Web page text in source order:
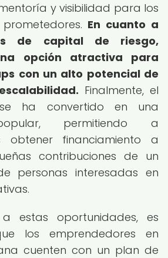
y visibilidad para los
En cuanto a
de capital de riesgo,
opción atractiva para
con un alto potencial de
Finalmente, el
ha convertido en una
permitiendo a
obtener financiamiento a
contribuciones de un
personas interesadas en
estas oportunidades, es
los emprendedores en
cuenten con un plan de